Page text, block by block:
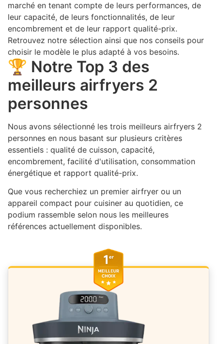
marché en tenant compte de leurs performances, de
leur capacité, de leurs fonctionnalités, de leur
encombrement et de leur rapport qualité-prix.
Retrouvez notre sélection ainsi que nos conseils pour
choisir le modèle le plus adapté à vos besoins.
🏆 Notre Top 3 des
meilleurs airfryers 2
personnes
Nous avons sélectionné les trois meilleurs airfryers 2
personnes en nous basant sur plusieurs critères
essentiels : qualité de cuisson, capacité,
encombrement, facilité d'utilisation, consommation
énergétique et rapport qualité-prix.
Que vous recherchiez un premier airfryer ou un
appareil compact pour cuisiner au quotidien, ce
podium rassemble selon nous les meilleures
références actuellement disponibles.